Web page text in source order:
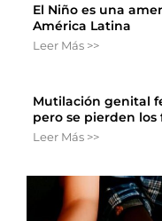
El Niño es una
América Latina
Leer Más >>
Mutilación genital
pero se pierden los
Leer Más >>